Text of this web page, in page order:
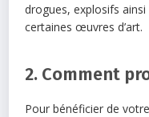
drogues, explosifs
certaines œuvres d’art.
2. Comment
Pour bénéficier de